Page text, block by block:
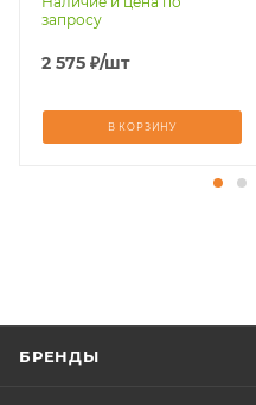
запросу
2 575 ₽/шт
В КОРЗИНУ
БРЕНДЫ